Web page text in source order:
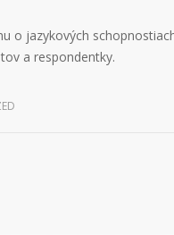
o jazykových
a respondentky.